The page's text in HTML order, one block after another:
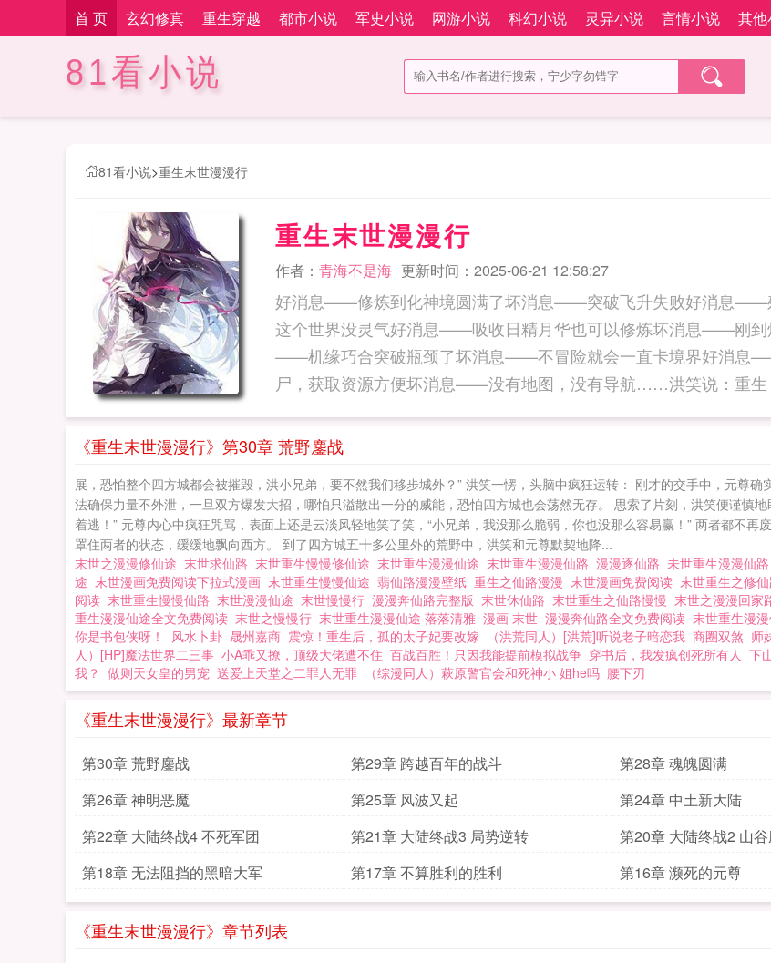
首 页 玄幻修真 重生穿越 都市小说 军史小说 网游小说 科幻小说 灵异小说 言情小说 其
81看小说
81看小说>重生末世漫漫行
重生末世漫漫行
作者： 青海不是海 更新时间：2025-06-21 12:58:27
好消息——修炼到化神境圆满了坏消息——突破飞升失败好消息
这个世界没灵气好消息——吸收日精月华也可以修炼坏消息——刚到
——机缘巧合突破瓶颈了坏消息——不冒险就会一直卡境界好消息
《重生末世漫漫行》第30章 荒野鏖战
展，恐怕整个四方城都会被摧毁，洪小兄弟，要不然我们移步城外？” 洪笑一愣，头脑中疯狂运转： 刚才的交手中，元尊
法确保力量不外泄，一旦双方爆发大招，哪怕只溢散出一分的威能，恐怕四方城也会荡然无存。 思索了片刻，洪笑便谨慎
着逃！” 元尊内心中疯狂咒骂，表面上还是云淡风轻地笑了笑，“小兄弟，我没那么脆弱，你也没那么容易赢！” 两者都不
罩住两者的状态，缓缓地飘向西方。 到了四方城五十多公里外的荒野中，洪笑和元尊默契地降...
末世之漫漫修仙途 末世求仙路 末世重生慢慢修仙途 末世重生漫漫仙途 末世重生漫漫仙路 漫漫逐仙路 未世重生漫漫仙路
途 末世漫画免费阅读下拉式漫画 末世重生慢慢仙途 翡仙路漫漫壁纸 重生之仙路漫漫 末世漫画免费阅读 末世重生之修
阅读 末世重生慢慢仙路 末世漫漫仙途 末世慢慢行 漫漫奔仙路完整版 末世休仙路 末世重生之仙路慢慢 末世之漫漫回家
重生漫漫仙途全文免费阅读 末世之慢慢行 末世重生漫漫仙途 落落清雅 漫画 末世 漫漫奔仙路全文免费阅读 末世重生漫
你是书包侠呀！
风水卜卦 晟州嘉商 震惊！重生后，孤的太子妃要改嫁 （洪荒同人）[洪荒]听说老子暗恋我 商圈双煞 师
人）[HP]魔法世界二三事 小A乖又撩，顶级大佬遭不住 百战百胜！只因我能提前模拟战争 穿书后，我发疯创死所有人 下
我？ 做则天女皇的男宠 送爱上天堂之二罪人无罪 （综漫同人）萩原警官会和死神小 姐he吗 腰下刃
《重生末世漫漫行》最新章节
第30章 荒野鏖战 第29章 跨越百年的战斗 第28章 魂魄圆满
第26章 神明恶魔
第25章 风波又起 第24章 中土新大陆
第22章 大陆终战4 不死军团
第21章 大陆终战3 局势逆转 第20章 大陆终战2 山
第18章 无法阻挡的黑暗大军
第17章 不算胜利的胜利 第16章 濒死的元尊
《重生末世漫漫行》章节列表